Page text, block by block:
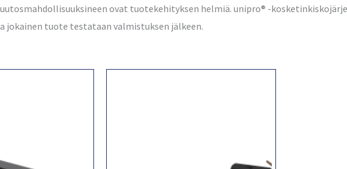
ovat tuotekehityksen helmiä. unipro® -
jokainen tuote testataan valmistuksen jälkeen.